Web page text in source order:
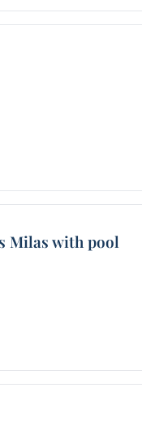
Milas with pool